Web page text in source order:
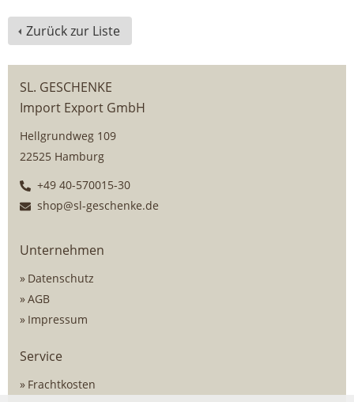
Zurück zur Liste
SL. GESCHENKE
Import Export GmbH
Hellgrundweg 109
22525 Hamburg
+49 40-570015-30
shop@sl-geschenke.de
Unternehmen
Datenschutz
AGB
Impressum
Service
Frachtkosten